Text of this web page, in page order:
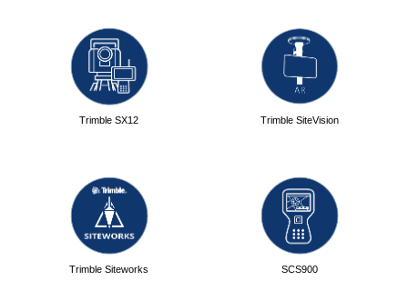
Trimble SX12 Trimble SiteVision
Trimble Siteworks SCS900